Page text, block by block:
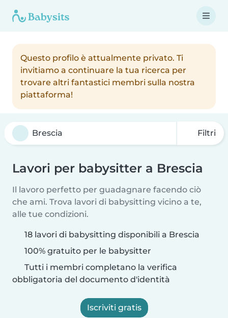
Questo profilo è attualmente privato. Ti
invitiamo a continuare la tua ricerca per
trovare altri fantastici membri sulla nostra
piattaforma!
Filtri
Lavori per babysitter a Brescia
Il lavoro perfetto per guadagnare facendo ciò
che ami. Trova lavori di babysitting vicino a te,
alle tue condizioni.
18 lavori di babysitting disponibili a Brescia
100% gratuito per le babysitter
Tutti i membri completano la verifica
obbligatoria del documento d'identità
Iscriviti gratis